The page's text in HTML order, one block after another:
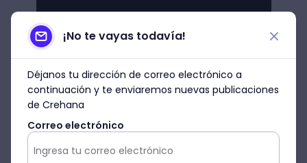
¡No te vayas todavía!
Déjanos tu dirección de correo electrónico a
continuación y te enviaremos nuevas publicaciones
de Crehana
Correo electrónico